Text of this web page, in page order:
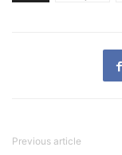
Previous article